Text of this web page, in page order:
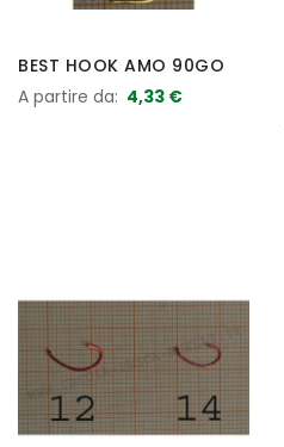
BEST HOOK AMO 90GO
A partire da 4,33 €